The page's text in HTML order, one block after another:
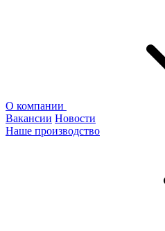
О компании
Вакансии Новости
Наше производство